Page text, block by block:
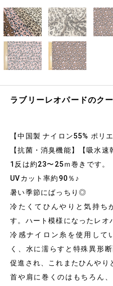
ラブリーレオパードのク
【中国製 ナイロン55% ポリ
【抗菌・消臭機能】【吸水速
1反は約23〜25ｍ巻きです。
UVカット率約90％♪
暑い季節にばっちり◎
冷たくてひんやりと気持ち
す。ハート模様になったレオ
冷感ナイロン糸を使用して
く、水に濡らすと特殊異形
促進され、これまたひんやり
首や肩に巻くのはもちろん